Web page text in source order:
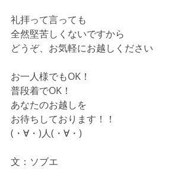
礼拝って言っても
全然堅苦しくないですから
どうぞ、お気軽にお越しください
お一人様でもOK！
普段着でOK！
あなたのお越しを
お待ちしております！！
(・∀・)人(・∀・)
文：ソブエ